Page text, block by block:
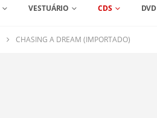
VESTUÁRIO CDS DVD
CHASING A DREAM (IMPORTADO)